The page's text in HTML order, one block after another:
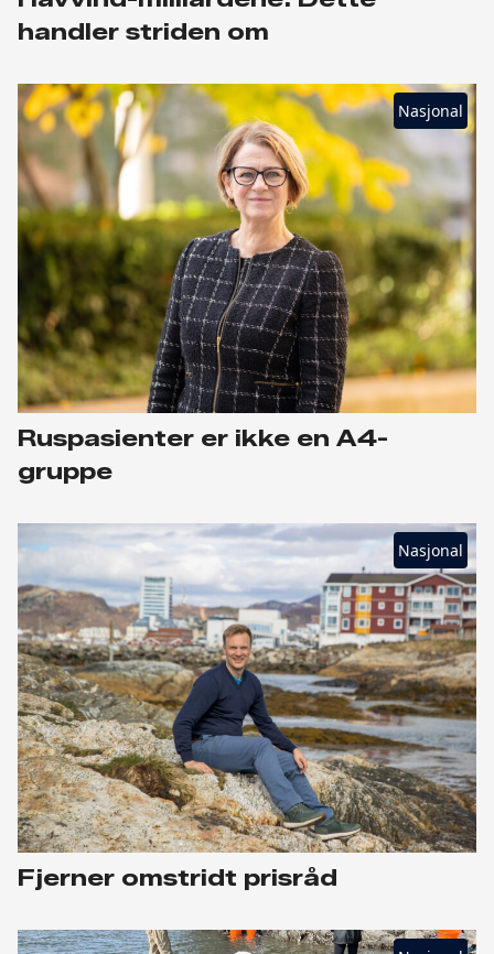
handler striden om
Nasjonal
Ruspasienter er ikke en A4-
gruppe
Nasjonal
Fjerner omstridt prisråd